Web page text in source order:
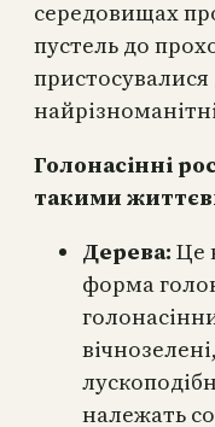
середовищах
пустель до
Голонасінні
такими
Дерева: Це
форма
належать